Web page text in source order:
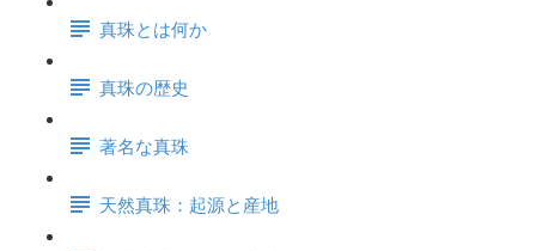
真珠とは何か
真珠の歴史
著名な真珠
天然真珠：起源と産地